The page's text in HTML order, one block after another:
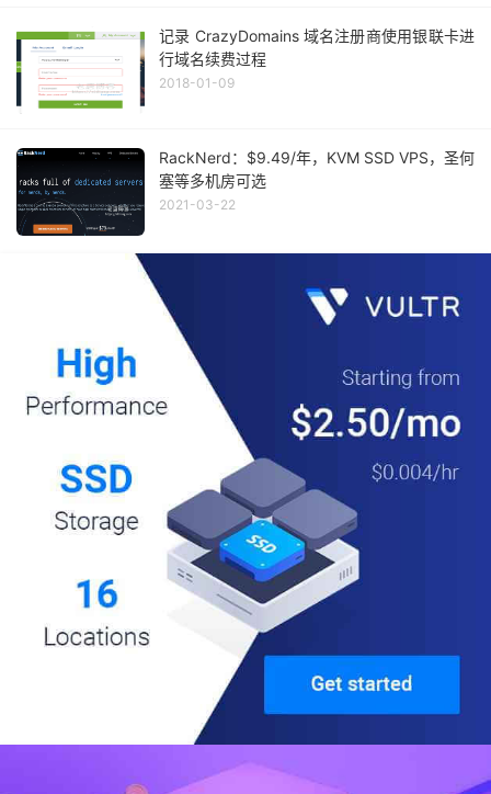
记录 CrazyDomains 域名注册商使用银联卡进
行域名续费过程
2018-01-09
RackNerd：$9.49/年，KVM SSD VPS，圣何
塞等多机房可选
2021-03-22